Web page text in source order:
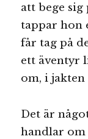
att bege
tappar hon
får tag på
ett äventyr
om, i jakten
Det är
handlar om